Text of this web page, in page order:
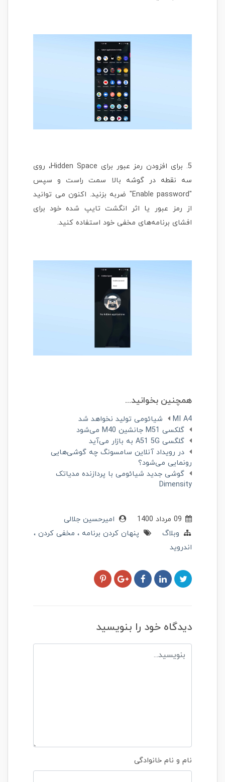
5. برای افزودن رمز عبور برای Hidden Space، روی
سه نقطه در گوشه بالا سمت راست و سپس
"Enable password" ضربه بزنید. اکنون می توانید
از رمز عبور یا اثر انگشت تایپ شده خود برای
افشای برنامه‌های مخفی خود استفاده کنید.
همچنین بخوانید...
MI A4 شیائومی تولید نخواهد شد
گلکسی M51 جانشین M40 می‌شود
گلگسی A51 5G به بازار می‌آید
در رویداد آنلاین سامسونگ چه گوشی‌هایی
رونمایی می‌شود؟
گوشی جدید شیائومی با پردازنده مدیاتک
Dimensity
امیرحسین جلالی
وبلاگ
پنهان کردن برنامه
مخفی کردن
اندروید
دیدگاه خود را بنویسید
نام و نام خانوادگی